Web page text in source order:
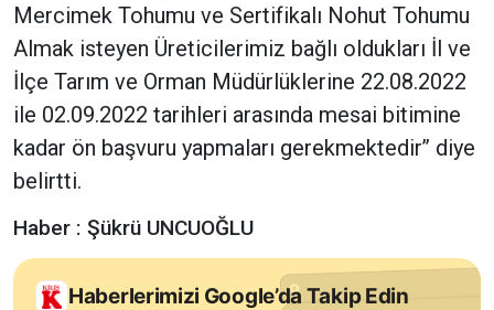
Mercimek Tohumu ve Sertifikalı Nohut Tohumu
Almak isteyen Üreticilerimiz bağlı oldukları İl ve
İlçe Tarım ve Orman Müdürlüklerine 22.08.2022
ile 02.09.2022 tarihleri arasında mesai bitimine
kadar ön başvuru yapmaları gerekmektedir’’ diye
belirtti.
Haber : Şükrü UNCUOĞLU
Haberlerimizi Google’da Takip Edin